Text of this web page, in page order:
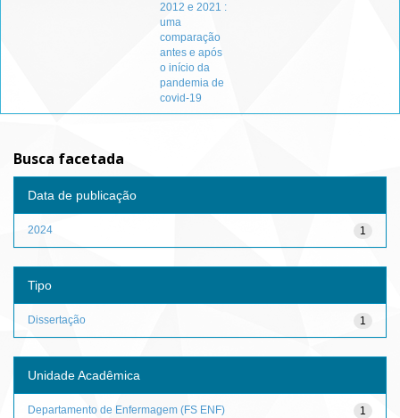
2012 e 2021 :
uma
comparação
antes e após
o início da
pandemia de
covid-19
Busca facetada
Data de publicação
1
2024
Tipo
1
Dissertação
Unidade Acadêmica
1
Departamento de Enfermagem (FS ENF)